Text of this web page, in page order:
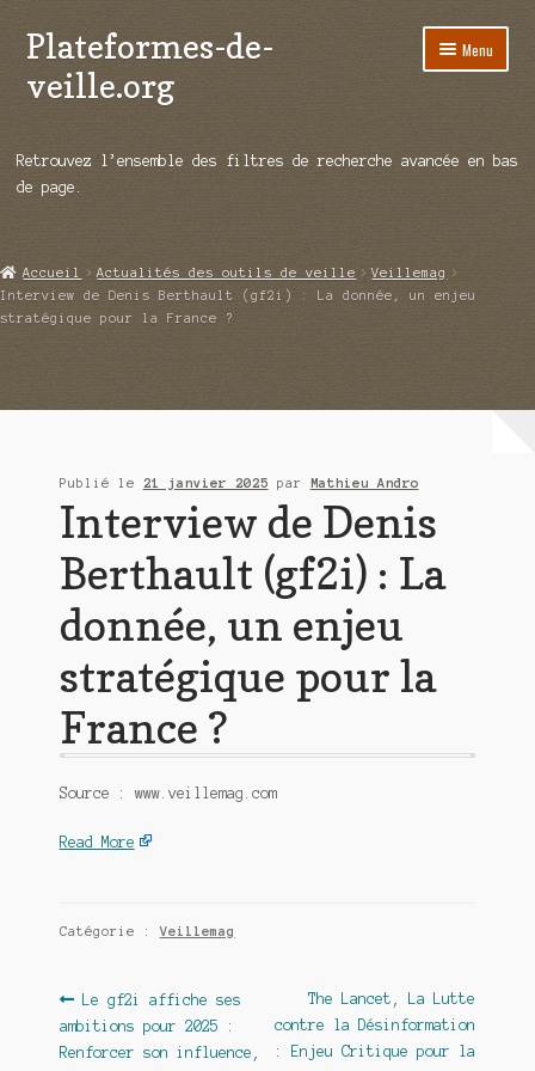
Aller
à
la
Aller
au
contenu
Plateformes-de-
veille.org
Menu
Répertoire d’ouitils
Démos vidéos
Ouvrir
Qui sommes-nous ?
Retrouvez l’ensemble des filtres de recherche avancée en bas
de page.
Accueil Actualités des outils de veille
Veillemag
Interview de Denis Berthault (gf2i) : La donnée, un enjeu
stratégique pour la France ?
Publié le 21 janvier 2025 par Mathieu Andro
Interview de Denis
Berthault (gf2i) : La
donnée, un enjeu
stratégique pour la
France ?
Source : www.veillemag.com
Read More
Catégorie :Veillemag
Navigation
de
Article
précédent :
Le gf2i affiche ses
ambitions pour 2025 :
Renforcer son influence,
Article
suivant :
The Lancet, La Lutte
contre la Désinformation
: Enjeu Critique pour la